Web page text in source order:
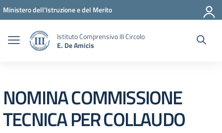
Vai ai contenuti
Vai al menu di navigazione
Vai al footer
Ministero dell'Istruzione e del Merito
Istituto Comprensivo III Circolo
E. De Amicis
NOMINA COMMISSIONE
TECNICA PER COLLAUDO